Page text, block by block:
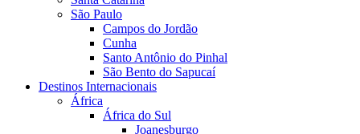
São Paulo
Campos do Jordão
Cunha
Santo Antônio do Pinhal
São Bento do Sapucaí
Destinos Internacionais
África
África do Sul
Joanesburgo